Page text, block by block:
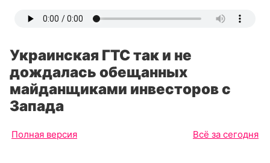
Украинская ГТС так и не
дождалась обещанных
майданщиками инвесторов с
Запада
Полная версия Всё за сегодня